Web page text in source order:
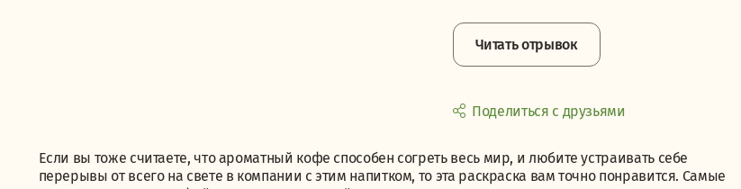
Читать отрывок
Поделиться с друзьями
Если вы тоже считаете, что ароматный кофе способен согреть весь мир, и любите устраивать себе
перерывы от всего на свете в компании с этим напитком, то эта раскраска вам точно понравится. Самые